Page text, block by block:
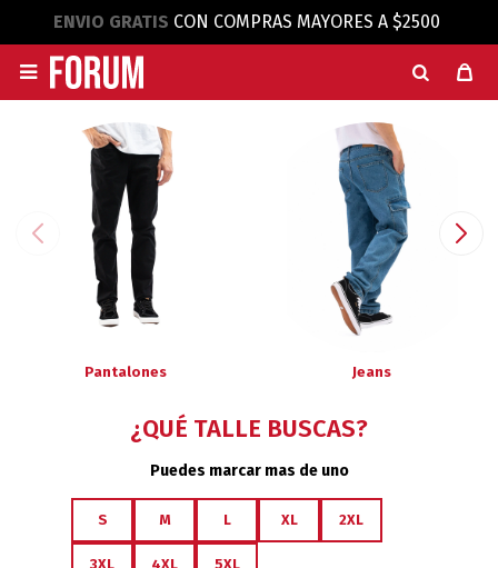
ENVIO GRATIS CON COMPRAS MAYORES A $2500

Pantalones Jeans
¿QUÉ TALLE BUSCAS?
Puedes marcar mas de uno
S M L XL 2XL
3XL 4XL 5XL